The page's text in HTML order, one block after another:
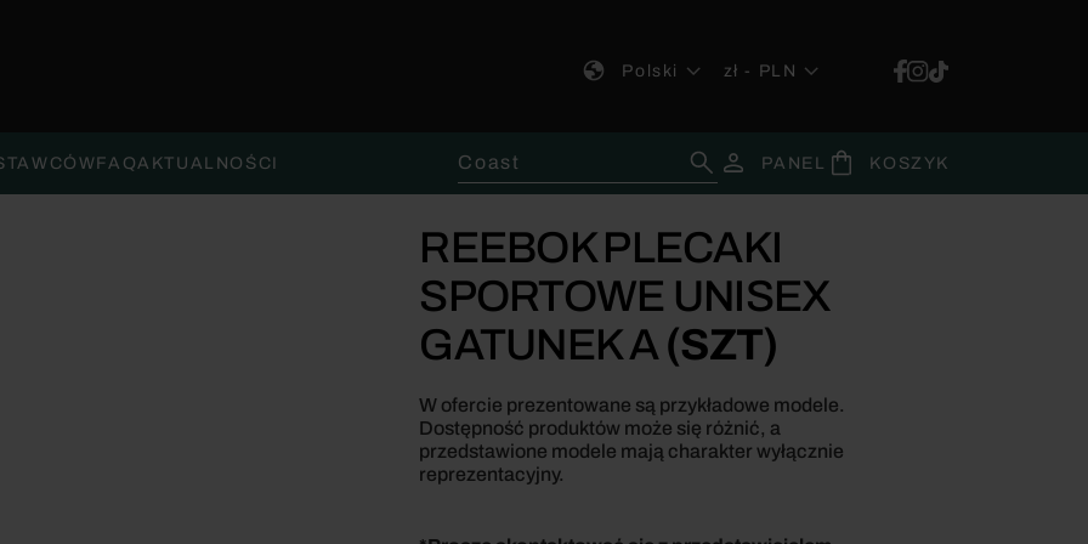
Polski zł - PLN
FAQ AKTUALNOŚCI Szukaj: PANEL KOSZYK
REEBOK PLECAKI
SPORTOWE UNISEX
GATUNEK A (SZT)
W ofercie prezentowane są przykładowe modele.
Dostępność produktów może się różnić, a
przedstawione modele mają charakter wyłącznie
reprezentacyjny.